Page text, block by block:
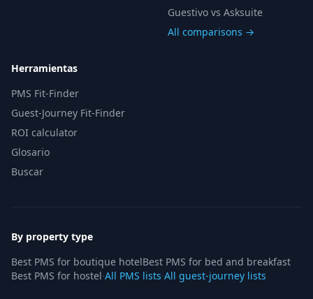
Guestivo vs Asksuite
All comparisons →
Herramientas
PMS Fit-Finder
Guest-Journey Fit-Finder
ROI calculator
Glosario
Buscar
By property type
Best PMS for boutique hotelBest PMS for bed and breakfast
Best PMS for hostel·All PMS lists·All guest-journey lists